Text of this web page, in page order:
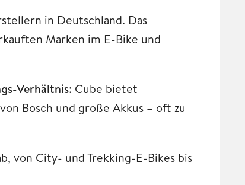
in Deutschland. Das
Marken im E-Bike und
Verhältnis: Cube bietet
Bosch und große Akkus – oft zu
von City- und Trekking-E-Bikes bis